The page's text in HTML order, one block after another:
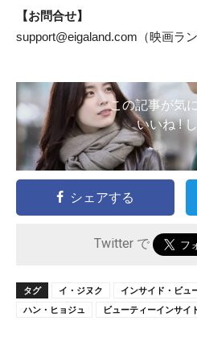
【お問合せ】
support@eigaland.com （映画ラ
この記事が気
いいね !
シェアする
Twitter で
タグ イ・ジヌク インサイド・ビュ
ハン・ヒョジュ
ビューティーインサイ